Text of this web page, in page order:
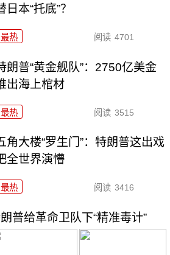
日本“托底”？
最热 阅读 4701
朗普“黄金舰队”：2750亿美金
出海上棺材
最热 阅读 3515
角大楼“罗生门”：特朗普这出戏
全世界演懵
最热 阅读 3416
普给革命卫队下“精准毒计”